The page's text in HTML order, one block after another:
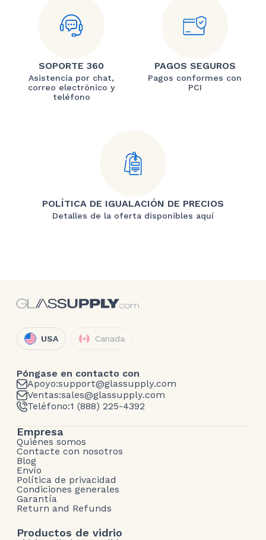
SOPORTE 360
Asistencia por chat,
correo electrónico y
teléfono
PAGOS SEGUROS
Pagos conformes con
PCI
POLÍTICA DE IGUALACIÓN DE PRECIOS
Detalles de la oferta disponibles aquí
USA Canada
Póngase en contacto con
Apoyo:support@glassupply.com
Ventas:sales@glassupply.com
Teléfono:1 (888) 225-4392
Empresa
Quiénes somos
Contacte con nosotros
Blog
Envío
Política de privacidad
Condiciones generales
Garantía
Return and Refunds
Productos de vidrio